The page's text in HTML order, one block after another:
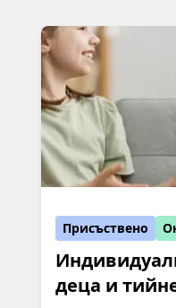
Присъствено
деца и